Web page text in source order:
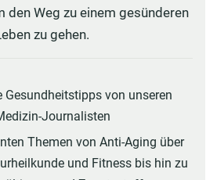
den Weg zu einem gesünderen
zu gehen.
Gesundheitstipps von unseren
Journalisten
Themen von Anti-Aging über
und Fitness bis hin zu